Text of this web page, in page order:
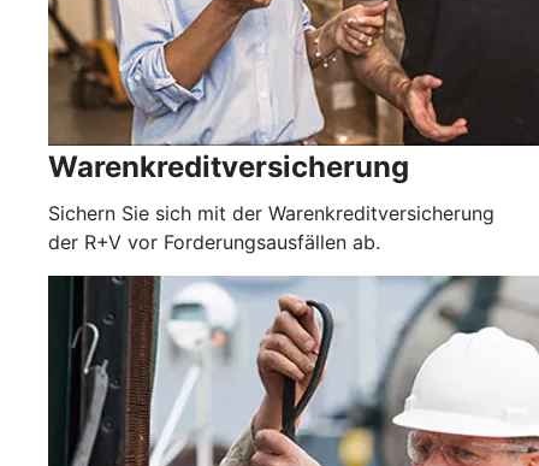
Warenkreditversicherung
Sichern Sie sich mit der Warenkreditversicherung
der R+V vor Forderungsausfällen ab.